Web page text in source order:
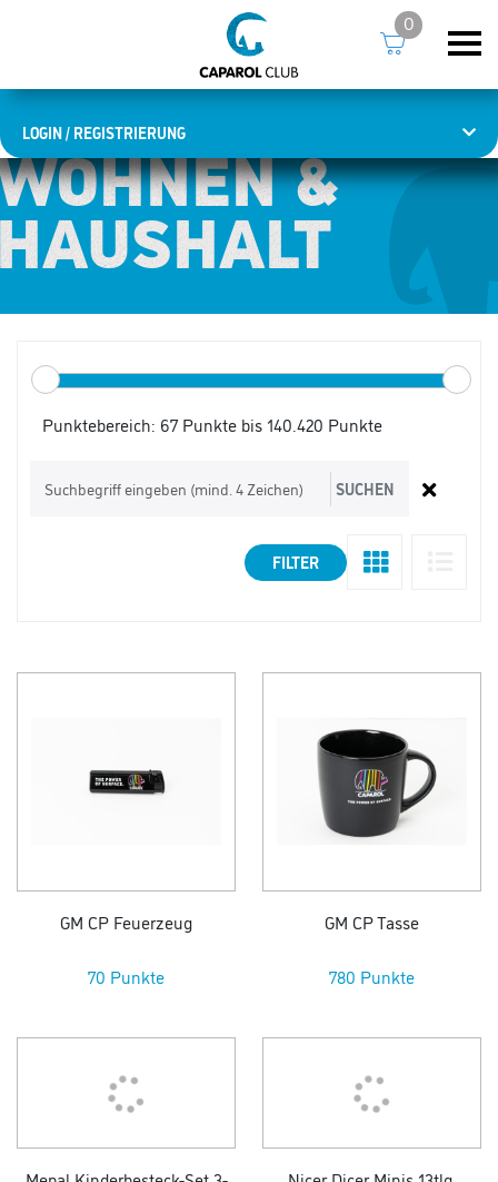
LOGIN / REGISTRIERUNG
0
&
&
Punktebereich: 67 Punkte bis 140.420 Punkte
SUCHEN
FILTER
GM CP Feuerzeug
70 Punkte
GM CP Tasse
780 Punkte